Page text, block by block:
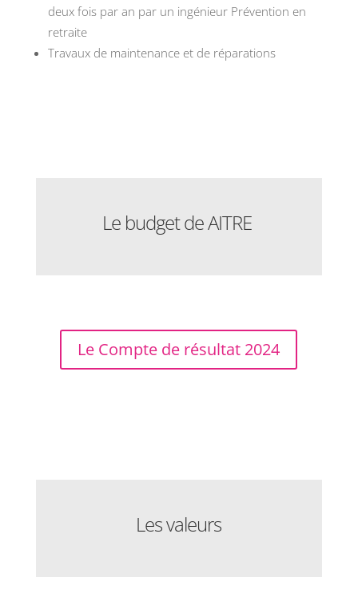
deux fois par an par un ingénieur Prévention en
retraite
Travaux de maintenance et de réparations
Le budget de AITRE
Le Compte de résultat 2024
Les valeurs